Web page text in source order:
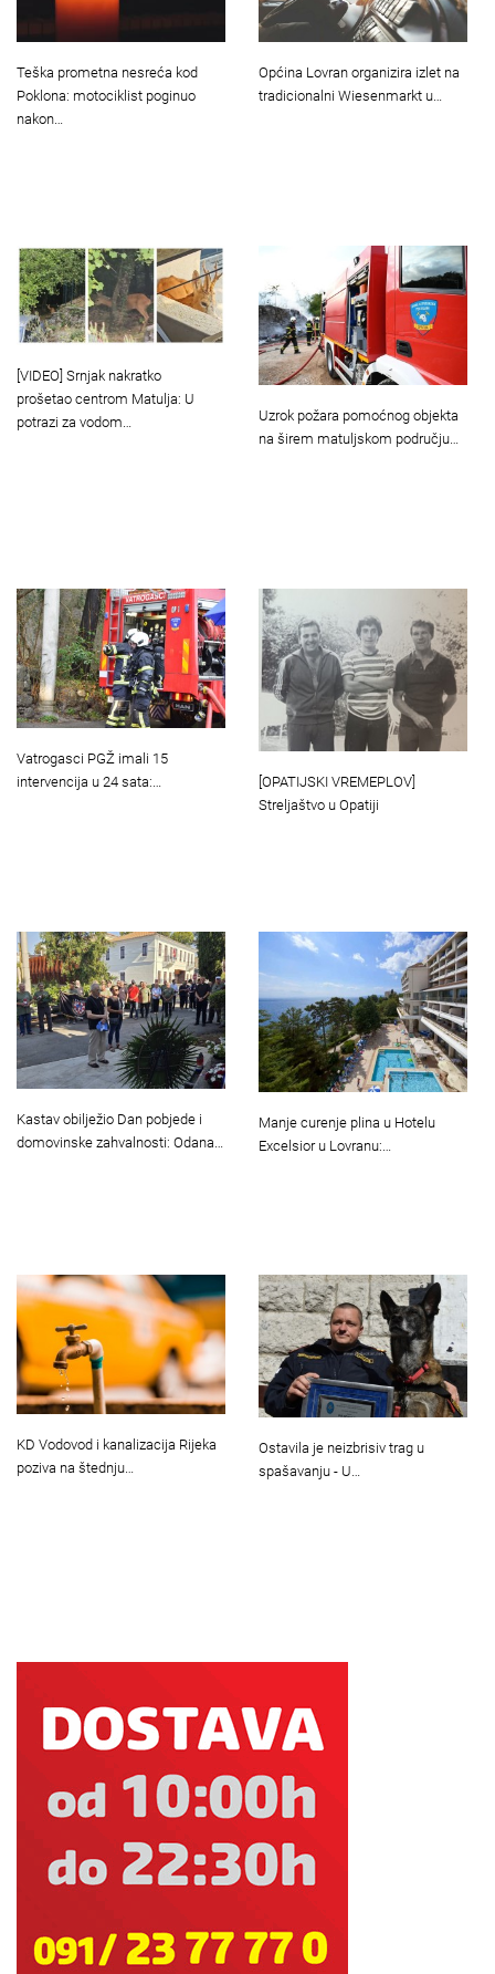
Teška prometna nesreća kod
Poklona: motociklist poginuo
nakon…
Općina Lovran organizira izlet na
tradicionalni Wiesenmarkt u…
[VIDEO] Srnjak nakratko
prošetao centrom Matulja: U
potrazi za vodom…
Uzrok požara pomoćnog objekta
na širem matuljskom području…
Vatrogasci PGŽ imali 15
intervencija u 24 sata:…
[OPATIJSKI VREMEPLOV]
Streljaštvo u Opatiji
Kastav obilježio Dan pobjede i
domovinske zahvalnosti: Odana…
Manje curenje plina u Hotelu
Excelsior u Lovranu:…
KD Vodovod i kanalizacija Rijeka
poziva na štednju…
Ostavila je neizbrisiv trag u
spašavanju - U…